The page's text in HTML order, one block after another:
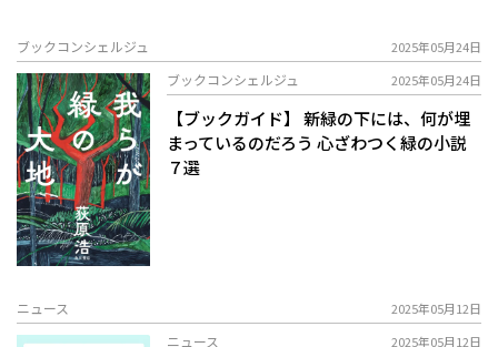
ブックコンシェルジュ 2025年05月24日
ブックコンシェルジュ 2025年05月24日
【ブックガイド】 新緑の下には、何が埋
まっているのだろう―― 心ざわつく緑の小説
７選
ニュース 2025年05月12日
ニュース 2025年05月12日